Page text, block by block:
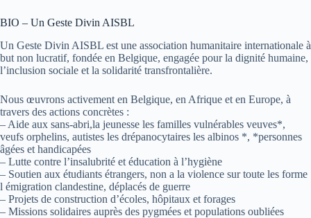
BIO – Un Geste Divin AISBL
Un Geste Divin AISBL est une association humanitaire internationale à
but non lucratif, fondée en Belgique, engagée pour la dignité humaine,
l’inclusion sociale et la solidarité transfrontalière.
Nous œuvrons activement en Belgique, en Afrique et en Europe, à
travers des actions concrètes :
– Aide aux sans-abri,la jeunesse les familles vulnérables veuves*,
veufs orphelins, autistes les drépanocytaires les albinos *, *personnes
âgées et handicapées
– Lutte contre l’insalubrité et éducation à l’hygiène
– Soutien aux étudiants étrangers, non a la violence sur toute les forme
l émigration clandestine, déplacés de guerre
– Projets de construction d’écoles, hôpitaux et forages
– Missions solidaires auprès des pygmées et populations oubliées